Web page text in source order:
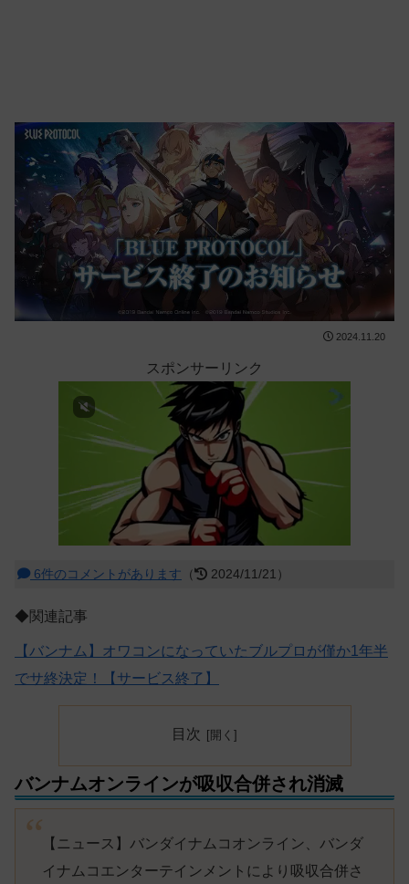
2024.11.20
スポンサーリンク
6件のコメントがあります （ 2024/11/21）
◆関連記事
【バンナム】オワコンになっていたブルプロが僅か1年半
でサ終決定！【サービス終了】
目次
バンナムオンラインが吸収合併され消滅
【ニュース】バンダイナムコオンライン、バンダ
イナムコエンターテインメントにより吸収合併さ